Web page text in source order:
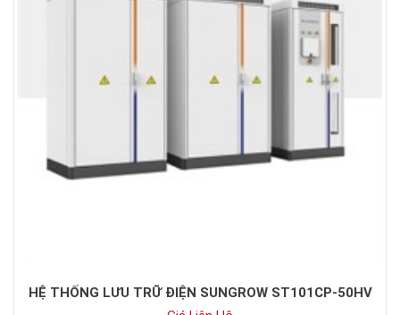
HỆ THỐNG LƯU TRỮ ĐIỆN SUNGROW ST101CP-50HV